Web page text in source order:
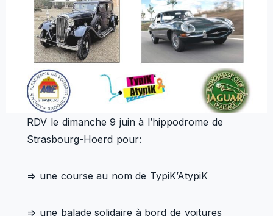
RDV le dimanche 9 juin à l’hippodrome de
Strasbourg-Hoerd pour:
=> une course au nom de TypiK’AtypiK
=> une balade solidaire à bord de voitures